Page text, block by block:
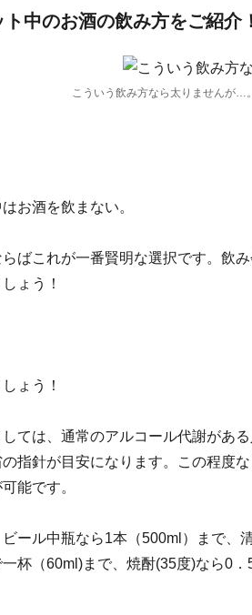
ト中のお酒の飲み方をご紹介！
こういう飲み方なら太りませんが…。
お酒を飲まない。
ばこれが一番賢明な選択です。飲
ょう！
ょう！
ては、通常のアルコール代謝があ
の指針が目安になります。この程度
能です。
ール中瓶なら1本（500ml）まで、
杯（60ml)まで、焼酎(35度)なら0